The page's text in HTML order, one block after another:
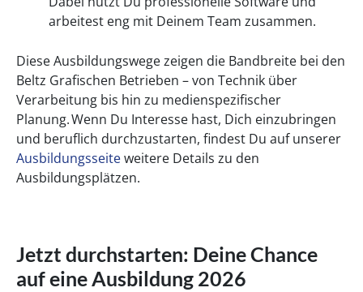
arbeitest eng mit Deinem Team zusammen.
Diese Ausbildungswege zeigen die Bandbreite bei den
Beltz Grafischen Betrieben – von Technik über
Verarbeitung bis hin zu medienspezifischer
Planung. Wenn Du Interesse hast, Dich einzubringen
und beruflich durchzustarten, findest Du auf unserer
Ausbildungsseiteweitere Details zu den
Ausbildungsplätzen.
Jetzt durchstarten: Deine Chance
auf eine Ausbildung 2026